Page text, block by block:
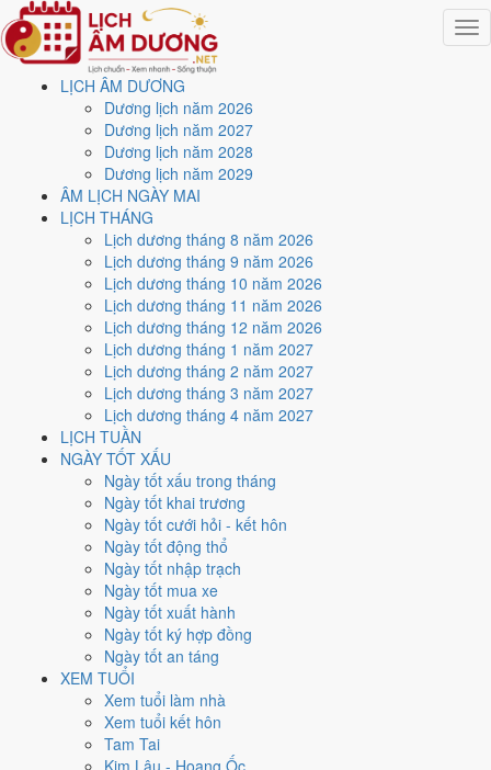
LỊCH ÂM DƯƠNG
Dương lịch năm 2026
Dương lịch năm 2027
Dương lịch năm 2028
Dương lịch năm 2029
ÂM LỊCH NGÀY MAI
LỊCH THÁNG
Lịch dương tháng 8 năm 2026
Lịch dương tháng 9 năm 2026
Lịch dương tháng 10 năm 2026
Lịch dương tháng 11 năm 2026
Lịch dương tháng 12 năm 2026
Lịch dương tháng 1 năm 2027
Lịch dương tháng 2 năm 2027
Lịch dương tháng 3 năm 2027
Lịch dương tháng 4 năm 2027
LỊCH TUẦN
NGÀY TỐT XẤU
Ngày tốt xấu trong tháng
Ngày tốt khai trương
Ngày tốt cưới hỏi - kết hôn
Ngày tốt động thổ
Ngày tốt nhập trạch
Ngày tốt mua xe
Ngày tốt xuất hành
Ngày tốt ký hợp đồng
Ngày tốt an táng
XEM TUỔI
Xem tuổi làm nhà
Xem tuổi kết hôn
Tam Tai
Kim Lâu - Hoang Ốc
Trang chủ
Lịch năm 1994
Tháng 1/1994
Ngày 22/1/1994 (Mậu Thân)
Xem ngày22/1/1994
lịch - Ngày 11/12 âm lịch
(Mậu Thân) tốt hay xấu?
Ngày 22/1/1994 dương lịch (Thứ Bảy) là ngày 11/12/1993 âm lịch
Mậu Thân- Can sinh Chi, Trực Nguy, Sao Đê, nạp âm Đại
Trạch Thổ. Tổng hòa, đây làNgày Bình Hòa
cho các việc quan trọng. Giờ Hoàng Đạo trong ngày:
Thìn, Tỵ, Mùi, Tuất.
Ngày Dương
Tháng 1 năm 1994
Tháng 12 âm năm 1993
Tiết Đại Hàn
Nhâm Tý